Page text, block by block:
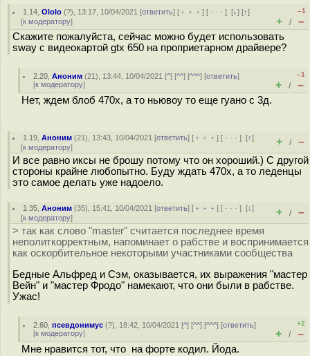
1.14 ,Ololo (?), 13:17, 10/04/2021 [ответить] [ ﹢﹢﹢] [ · · ·][↓] [↑]
[к модератору]
–1
+ / –
Скажите пожалуйста, сейчас можно будет использовать
sway с видеокартой gtx 650 на проприетарном драйвере?
2.20 ,Аноним (21), 13:44, 10/04/2021 [^] [^^] [^^^] [ответить]
[к модератору]
–1
+ / –
Нет, ждем блоб 470х, а то ньювоу то еще гуано с 3д.
1.19 ,Аноним (21), 13:43, 10/04/2021 [ответить] [ ﹢﹢﹢] [ · · ·][↑]
[к модератору] + / –
И все равно иксы не брошу потому что он хороший.) С другой
стороны крайне любопытно. Буду ждать 470х, а то леденцы
это самое делать уже надоело.
1.35 ,Аноним (35), 15:41, 10/04/2021 [ответить] [ ﹢﹢﹢] [ · · ·][↓]
[к модератору] + / –
> так как слово "master" считается последнее время
неполиткорректным, напоминает о рабстве и воспринимается
как оскорбительное некоторыми участниками сообщества
Бедные Альфред и Сэм, оказывается, их выражения "мастер
Вейн" и "мастер Фродо" намекают, что они были в рабстве.
Ужас!
2.60 ,псевдонимус (?), 18:42, 10/04/2021 [^] [^^] [^^^] [ответить]
[к модератору]
+2
+ / –
Мне нравится тот, что на форте кодил. Йода.